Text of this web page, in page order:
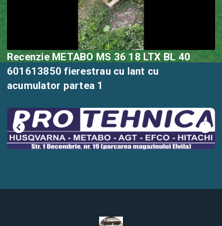
Recenzie METABO MS 36 18 LTX BL 40
601613850 fierestrau cu lant cu
acumulator partea 1